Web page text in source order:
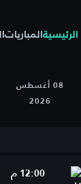
الرئيسيةالمباريات
08 أغسطس
2026
12:00 م